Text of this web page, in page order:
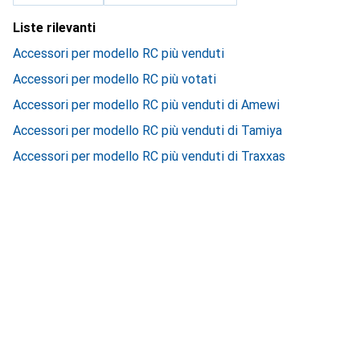
Liste rilevanti
Accessori per modello RC più venduti
Accessori per modello RC più votati
Accessori per modello RC più venduti di Amewi
Accessori per modello RC più venduti di Tamiya
Accessori per modello RC più venduti di Traxxas